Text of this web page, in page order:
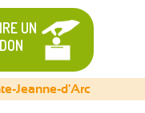
UN
DON
Jeanne-d'Arc